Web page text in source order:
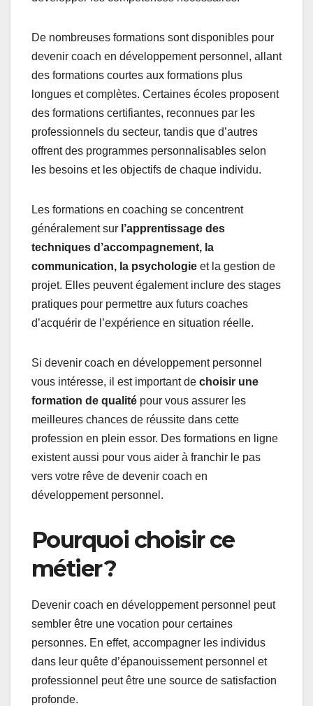
De nombreuses formations sont disponibles pour
devenir coach en développement personnel, allant
des formations courtes aux formations plus
longues et complètes. Certaines écoles proposent
des formations certifiantes, reconnues par les
professionnels du secteur, tandis que d’autres
offrent des programmes personnalisables selon
les besoins et les objectifs de chaque individu.
Les formations en coaching se concentrent
généralement sur l’apprentissage des
techniques d’accompagnement, la
communication, la psychologie et la gestion de
projet. Elles peuvent également inclure des stages
pratiques pour permettre aux futurs coaches
d’acquérir de l’expérience en situation réelle.
Si devenir coach en développement personnel
vous intéresse, il est important de choisir une
formation de qualité pour vous assurer les
meilleures chances de réussite dans cette
profession en plein essor. Des formations en ligne
existent aussi pour vous aider à franchir le pas
vers votre rêve de devenir coach en
développement personnel.
Pourquoi choisir ce
métier ?
Devenir coach en développement personnel peut
sembler être une vocation pour certaines
personnes. En effet, accompagner les individus
dans leur quête d’épanouissement personnel et
professionnel peut être une source de satisfaction
profonde.